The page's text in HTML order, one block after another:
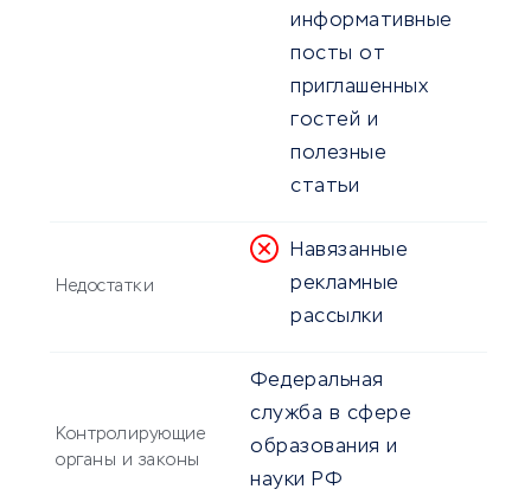
информативные
посты от
приглашенных
гостей и
полезные
статьи
Недостатки
Навязанные
рекламные
рассылки
Контролирующие
органы и законы
Федеральная
служба в сфере
образования и
науки РФ